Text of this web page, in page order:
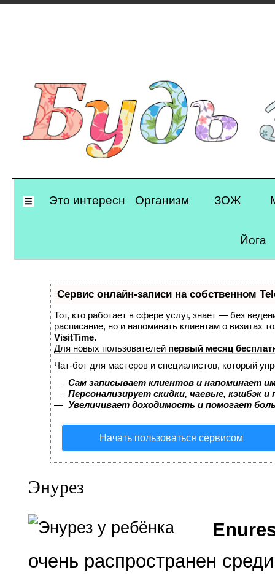
Navigation
Это интересно Организм ЗОЖ
Йога
Сервис онлайн-записи на собственном
Тот, кто работает в сфере услуг, знает — без
расписание, но и напоминать клиентам о
VisitTime.
Для новых пользователей первый месяц
Чат-бот для мастеров и специалистов, который
— Сам записывает клиентов и напоминает
— Персонализирует скидки, чаевые, кэшбэк
— Увеличивает доходимость и помогает
Начать пользоваться сервисом
Энурез
очень рас­пространен